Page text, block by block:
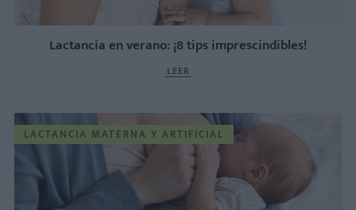
Lactancia en verano: ¡8 tips imprescindibles!
LEER
LACTANCIA MATERNA Y ARTIFICIAL